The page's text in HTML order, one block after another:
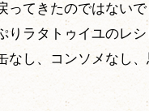
ってきたのではない
りラタトゥイユのレシ
なし、コンソメなし